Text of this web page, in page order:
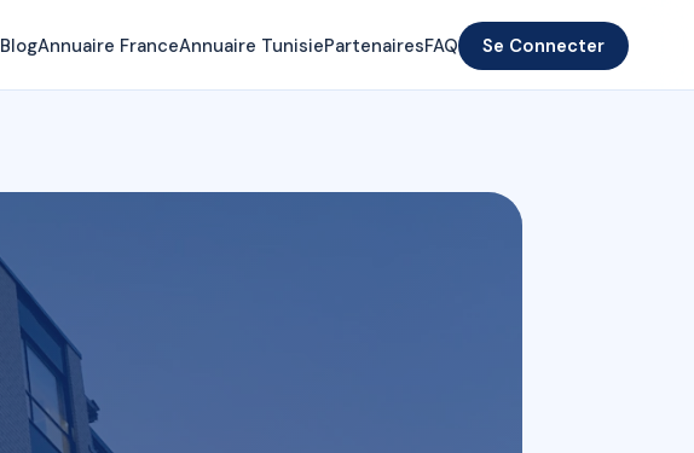
BlogAnnuaire FranceAnnuaire TunisiePartenairesFAQ Se Connecter